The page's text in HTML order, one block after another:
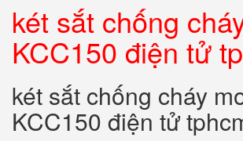
két sắt chống
KCC150 điện tử
két sắt chống cháy
KCC150 điện tử